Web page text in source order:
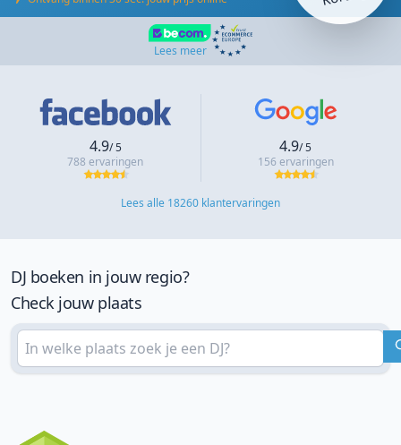
Lees meer
4.9/ 5
788 ervaringen
4.9/ 5
156 ervaringen
Lees alle 18260 klantervaringen
DJ boeken in jouw regio?
Check jouw plaats